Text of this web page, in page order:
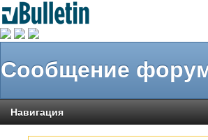
Сообщение
Навигация